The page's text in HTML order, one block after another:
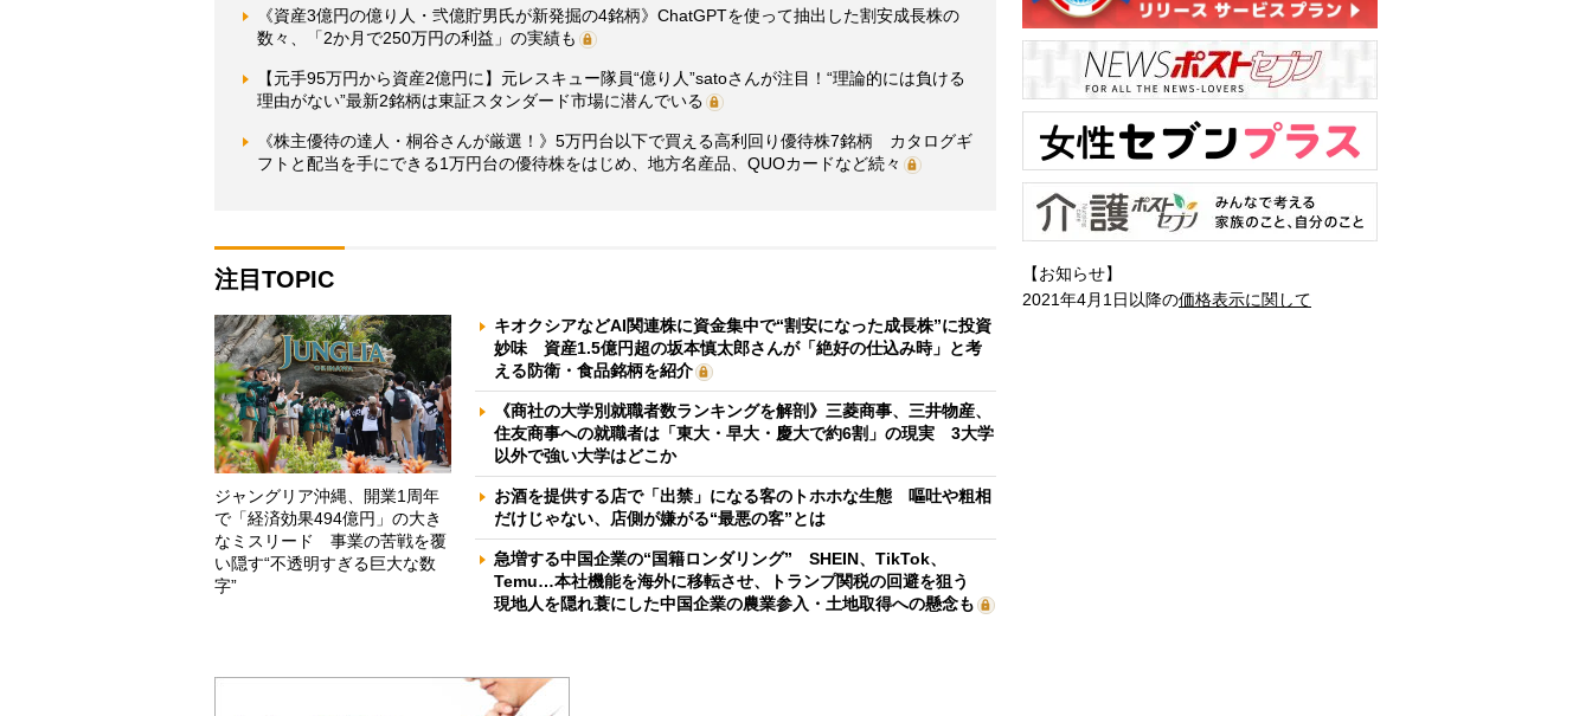
《資産3億円の億り人・弐億貯男氏が新発掘の4銘柄》ChatGPTを使って抽出した割安成長株の
数々、「2か月で250万円の利益」の実績も
【元手95万円から資産2億円に】元レスキュー隊員“億り人”satoさんが注目！“理論的には負ける
理由がない”最新2銘柄は東証スタンダード市場に潜んでいる
《株主優待の達人・桐谷さんが厳選！》5万円台以下で買える高利回り優待株7銘柄 カタログギ
フトと配当を手にできる1万円台の優待株をはじめ、地方名産品、QUOカードなど続々
注目TOPIC
ジャングリア沖縄、開業1周年
で「経済効果494億円」の大き
なミスリード 事業の苦戦を覆
い隠す“不透明すぎる巨大な数
字”
キオクシアなどAI関連株に資金集中で“割安になった成長株”に投資
妙味 資産1.5億円超の坂本慎太郎さんが「絶好の仕込み時」と考
える防衛・食品銘柄を紹介
《商社の大学別就職者数ランキングを解剖》三菱商事、三井物産、
住友商事への就職者は「東大・早大・慶大で約6割」の現実 3大学
以外で強い大学はどこか
お酒を提供する店で「出禁」になる客のトホホな生態 嘔吐や粗相
だけじゃない、店側が嫌がる“最悪の客”とは
急増する中国企業の“国籍ロンダリング” SHEIN、TikTok、
Temu…本社機能を海外に移転させ、トランプ関税の回避を狙う
現地人を隠れ蓑にした中国企業の農業参入・土地取得への懸念も
【お知らせ】
2021年4月1日以降の価格表示に関して